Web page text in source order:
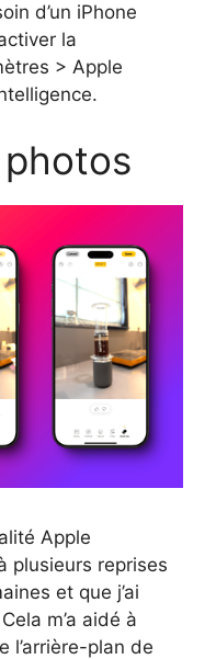
d’un iPhone
la
> Apple
Apple
plusieurs reprises
et que j’ai
m’a aidé à
l’arrière-plan de